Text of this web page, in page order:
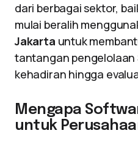
dari berbagai sektor,
mulai beralih
Jakarta untuk
tantangan pengelolaan
kehadiran hingga
Mengapa
untuk